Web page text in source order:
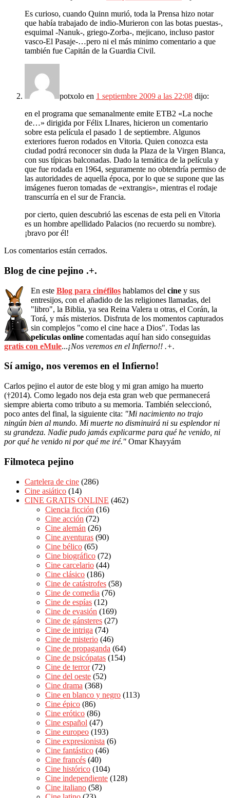
Es curioso, cuando Quinn murió, toda la Prensa hizo notar
que había trabajado de indio-Murieron con las botas puestas-,
esquimal -Nanuk-, griego-Zorba-, mejicano, incluso pastor
vasco-El Pasaje-…pero ni el más minimo comentario a que
también fue Capitán de la Guardia Civil.
potxolo en 1 septiembre 2009 a las 22:08 dijo:
en el programa que semanalmente emite ETB2 «La noche
de…» dirigida por Félix LInares, hicieron un comentario
sobre esta película el pasado 1 de septiembre. Algunos
exteriores fueron rodados en Vitoria. Quien conozca esta
ciudad podrá reconocer sin duda la Plaza de la Virgen Blanca,
con sus típicas balconadas. Dado la temática de la película y
que fue rodada en 1964, seguramente no obtendría permiso de
las autoridades de aquella época, por lo que se supone que las
imágenes fueron tomadas de «extrangis», mientras el rodaje
transcurría en el sur de Francia.
por cierto, quien descubrió las escenas de esta peli en Vitoria
es un hombre apellidado Palacios (no recuerdo su nombre).
¡bravo por él!
Los comentarios están cerrados.
Blog de cine pejino .+.
En este Blog para cinéfilos hablamos del cine y sus
entresijos, con el añadido de las religiones llamadas, del
"libro", la Biblia, ya sea Reina Valera u otras, el Corán, la
Torá, y más misterios. Disfruta de los momentos capturados
sin complejos "como el cine hace a Dios". Todas las
películas online comentadas aquí han sido conseguidas
gratis con eMule...¡Nos veremos en el Infierno!! .+.
Sí amigo, nos veremos en el Infierno!
Carlos pejino el autor de este blog y mi gran amigo ha muerto
(†2014). Como legado nos deja esta gran web que permanecerá
siempre abierta como tributo a su memoria. También seleccionó,
poco antes del final, la siguiente cita: "Mi nacimiento no trajo
ningún bien al mundo. Mi muerte no disminuirá ni su esplendor ni
su grandeza. Nadie pudo jamás explicarme para qué he venido, ni
por qué he venido ni por qué me iré." Omar Khayyám
Filmoteca pejino
Cartelera de cine (286)
Cine asiático (14)
CINE GRATIS ONLINE (462)
Ciencia ficción (16)
Cine acción (72)
Cine alemán (26)
Cine aventuras (90)
Cine bélico (65)
Cine biográfico (72)
Cine carcelario (44)
Cine clásico (186)
Cine de catástrofes (58)
Cine de comedia (76)
Cine de espías (12)
Cine de evasión (169)
Cine de gánsteres (27)
Cine de intriga (74)
Cine de misterio (46)
Cine de propaganda (64)
Cine de psicópatas (154)
Cine de terror(72)
Cine del oeste (52)
Cine drama (368)
Cine en blanco y negro (113)
Cine épico (86)
Cine erótico (86)
Cine español (47)
Cine europeo (193)
Cine expresionista (6)
Cine fantástico (46)
Cine francés (40)
Cine histórico (104)
Cine independiente (128)
Cine italiano (58)